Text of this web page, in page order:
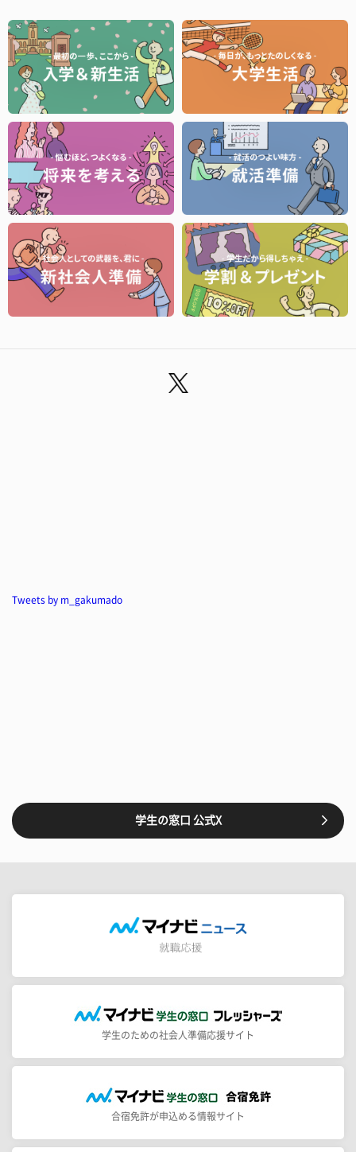
Tweets by m_gakumado
学生の窓口 公式X
学生のための社会人準備応援サイト
合宿免許が申込める情報サイト